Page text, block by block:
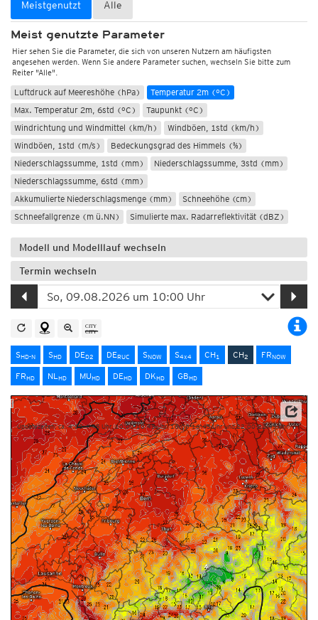
Meistgenutzt Alle
Meist genutzte Parameter
Hier sehen Sie die Parameter, die sich von unseren Nutzern am häufigsten
angesehen werden. Wenn Sie andere Parameter suchen, wechseln Sie bitte zum
Reiter "Alle".
Luftdruck auf Meereshöhe (hPa)
Temperatur 2m (°C)
Max. Temperatur 2m, 6std (°C)
Taupunkt (°C)
Windrichtung und Windmittel (km/h)
Windböen, 1std (km/h)
Windböen, 1std (m/s)
Bedeckungsgrad des Himmels (%)
Niederschlagssumme, 1std (mm)
Niederschlagssumme, 3std (mm)
Niederschlagssumme, 6std (mm)
Akkumulierte Niederschlagsmenge (mm)
Schneehöhe (cm)
Schneefallgrenze (m ü.NN)
Simulierte max. Radarreflektivität (dBZ)
Modell und Modelllauf wechseln
Termin wechseln
SHD-N SHD DED2 DERUC SNOW S4x4 CH1 CH2 FRNOW
FRHD NLHD MUHD DEHD DKHD GBHD
Updatezeiten: ca. 4:00-4:45 Uhr, 10:00-10:45 Uhr, 16:00-16:45 Uhr und 22:00-22:45 Uhr
Quelle: MeteoSchweiz